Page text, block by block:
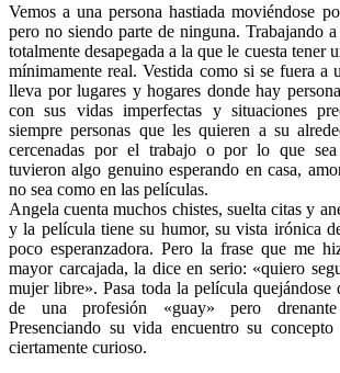
Vemos a una persona hastiada moviéndose
pero no siendo parte de ninguna. Trabajando
totalmente desapegada a la que le cuesta tener
mínimamente real. Vestida como si se fuera a
lleva por lugares y hogares donde hay
con sus vidas imperfectas y situaciones
siempre personas que les quieren a su
cercenadas por el trabajo o por lo que sea
tuvieron algo genuino esperando en casa,
no sea como en las películas.
Angela cuenta muchos chistes, suelta citas y
y la película tiene su humor, su vista irónica
poco esperanzadora. Pero la frase que me
mayor carcajada, la dice en serio: «quiero
mujer libre». Pasa toda la película quejándose
de una profesión «guay» pero
Presenciando su vida encuentro su
ciertamente curioso.